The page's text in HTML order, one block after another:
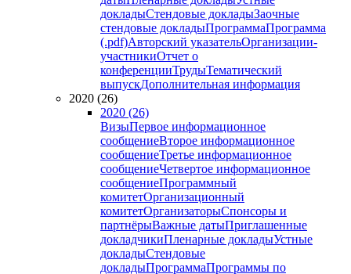
докладыСтендовые докладыЗаочные
стендовые докладыПрограммаПрограмма
(.pdf)Авторский указательОрганизации-
участникиОтчет о
конференцииТрудыТематический
выпускДополнительная информация
2020 (26)
2020 (26)
ВизыПервое информационное
сообщениеВторое информационное
сообщениеТретье информационное
сообщениеЧетвертое информационное
сообщениеПрограммный
комитетОрганизационный
комитетОрганизаторыСпонсоры и
партнёрыВажные датыПриглашенные
докладчикиПленарные докладыУстные
докладыСтендовые
докладыПрограммаПрограммы по